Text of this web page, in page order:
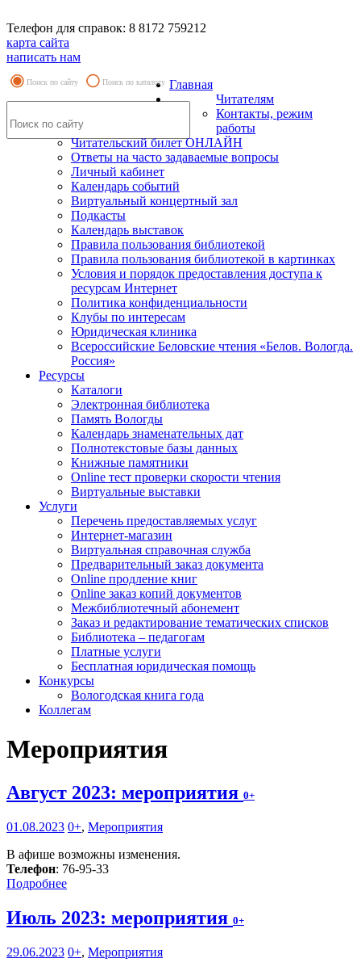
Телефон для справок: 8 8172 759212
карта сайта
написать нам
Поиск по сайту Поиск по каталогу Главная
Читателям
Контакты, режим
работы
Читательский билет ОНЛАЙН
Ответы на часто задаваемые вопросы
Личный кабинет
Календарь событий
Виртуальный концертный зал
Подкасты
Календарь выставок
Правила пользования библиотекой
Правила пользования библиотекой в картинках
Условия и порядок предоставления доступа к
ресурсам Интернет
Политика конфиденциальности
Клубы по интересам
Юридическая клиника
Всероссийские Беловские чтения «Белов. Вологда.
Россия»
Ресурсы
Каталоги
Электронная библиотека
Память Вологды
Календарь знаменательных дат
Полнотекстовые базы данных
Книжные памятники
Online тест проверки скорости чтения
Виртуальные выставки
Услуги
Перечень предоставляемых услуг
Интернет-магазин
Виртуальная справочная служба
Предварительный заказ документа
Online продление книг
Online заказ копий документов
Межбиблиотечный абонемент
Заказ и редактирование тематических списков
Библиотека – педагогам
Платные услуги
Бесплатная юридическая помощь
Конкурсы
Вологодская книга года
Коллегам
Мероприятия
Август 2023: мероприятия 0+
01.08.2023 0+, Мероприятия
В афише возможны изменения.
Телефон: 76-95-33
Подробнее
Июль 2023: мероприятия 0+
29.06.2023 0+, Мероприятия